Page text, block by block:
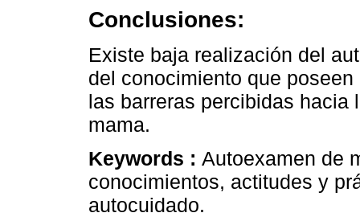
Conclusiones:
Existe baja realización del
del conocimiento que
las barreras percibidas hacia
mama.
Keywords : Autoexamen de
conocimientos, actitudes y
autocuidado.